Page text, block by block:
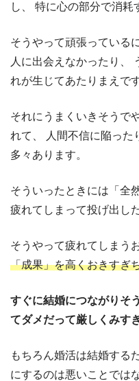
し、 特に心の部分で消耗
そうやって頑張っている
人に出会えなかったり、
れが生じてあたりまえで
それにうまくいきそうで
れて、
人間不信に陥った
多々あります。
そういったときには「全
疲れてしまって投げ出し
そうやって疲れてしまう
「成果」を高くおきすぎ
すぐに結婚につながりそ
てダメだって厳しくみす
もちろん婚活は結婚する
にするのは悪いことでは